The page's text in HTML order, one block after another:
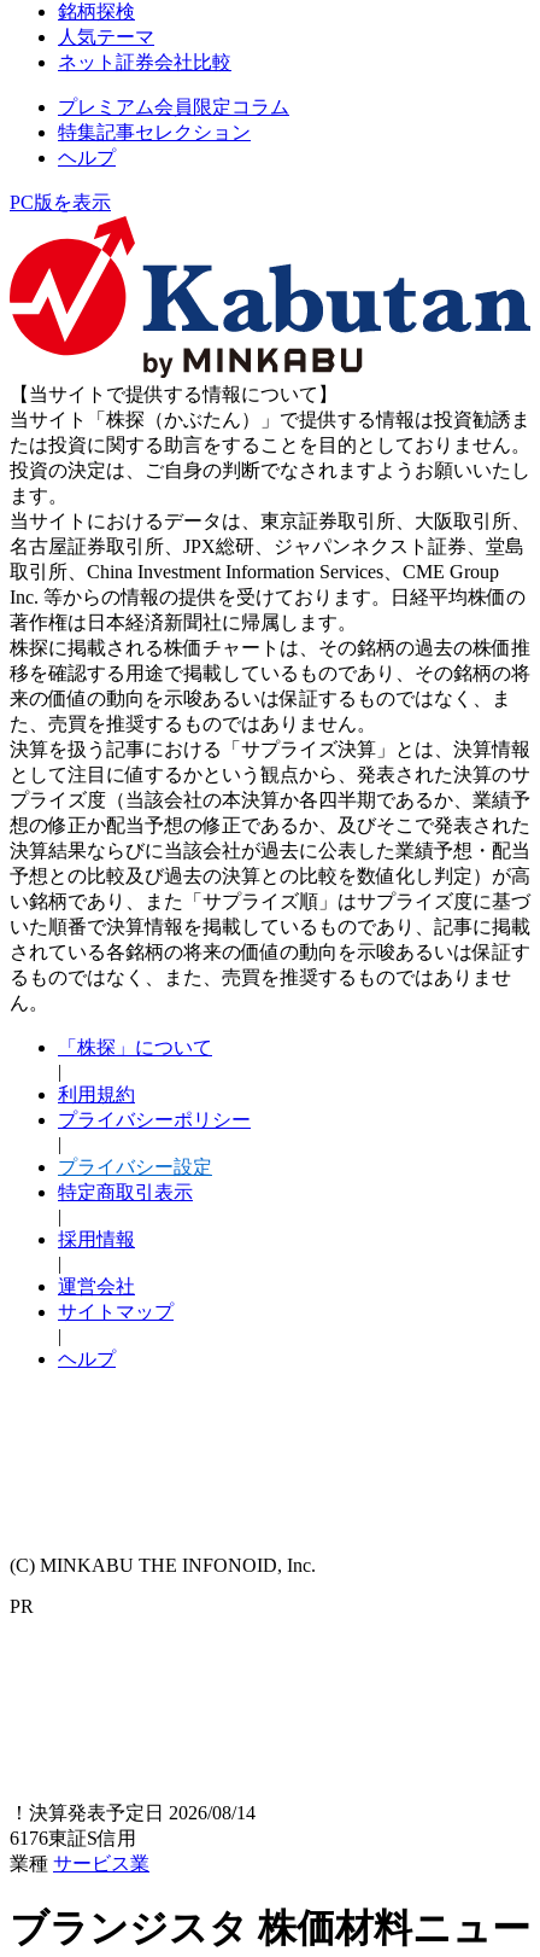
銘柄探検
人気テーマ
ネット証券会社比較
プレミアム会員限定コラム
特集記事セレクション
ヘルプ
PC版を表示
【当サイトで提供する情報について】
当サイト「株探（かぶたん）」で提供する情報は投資勧誘ま
たは投資に関する助言をすることを目的としておりません。
投資の決定は、ご自身の判断でなされますようお願いいたし
ます。
当サイトにおけるデータは、東京証券取引所、大阪取引所、
名古屋証券取引所、JPX総研、ジャパンネクスト証券、堂島
取引所、China Investment Information Services、CME Group
Inc. 等からの情報の提供を受けております。日経平均株価の
著作権は日本経済新聞社に帰属します。
株探に掲載される株価チャートは、その銘柄の過去の株価推
移を確認する用途で掲載しているものであり、その銘柄の将
来の価値の動向を示唆あるいは保証するものではなく、ま
た、売買を推奨するものではありません。
決算を扱う記事における「サプライズ決算」とは、決算情報
として注目に値するかという観点から、発表された決算のサ
プライズ度（当該会社の本決算か各四半期であるか、業績予
想の修正か配当予想の修正であるか、及びそこで発表された
決算結果ならびに当該会社が過去に公表した業績予想・配当
予想との比較及び過去の決算との比較を数値化し判定）が高
い銘柄であり、また「サプライズ順」はサプライズ度に基づ
いた順番で決算情報を掲載しているものであり、記事に掲載
されている各銘柄の将来の価値の動向を示唆あるいは保証す
るものではなく、また、売買を推奨するものではありませ
ん。
「株探」について
|
利用規約
プライバシーポリシー
|
プライバシー設定
特定商取引表示
|
採用情報
|
運営会社
サイトマップ
|
ヘルプ
(C) MINKABU THE INFONOID, Inc.
PR
！ 決算発表予定日 2026/08/14
6176東証S信用
業種 サービス業
ブランジスタ株価材料ニュー